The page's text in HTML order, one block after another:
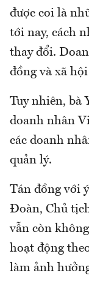
được coi là
tới nay, cách
thay đổi.
đồng và xã
Tuy nhiên, bà
doanh nhân
các doanh
quản lý.
Tán đồng với
Đoàn, Chủ
vẫn còn
hoạt động
làm ảnh